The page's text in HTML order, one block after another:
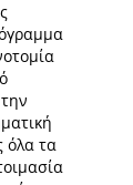
όλα τα